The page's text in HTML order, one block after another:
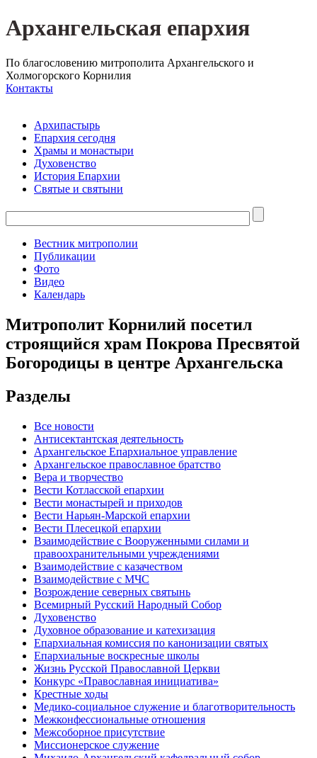
Архангельская епархия
По благословению митрополита Архангельского и
Холмогорского Корнилия
Контакты
Архипастырь
Епархия сегодня
Храмы и монастыри
Духовенство
История Епархии
Святые и святыни
Вестник митрополии
Публикации
Фото
Видео
Календарь
Митрополит Корнилий посетил
строящийся храм Покрова Пресвятой
Богородицы в центре Архангельска
Разделы
Все новости
Антисектантская деятельность
Архангельское Епархиальное управление
Архангельское православное братство
Вера и творчество
Вести Котласской епархии
Вести монастырей и приходов
Вести Нарьян-Марской епархии
Вести Плесецкой епархии
Взаимодействие с Вооруженными силами и
правоохранительными учреждениями
Взаимодействие с казачеством
Взаимодействие с МЧС
Возрождение северных святынь
Всемирный Русский Народный Собор
Духовенство
Духовное образование и катехизация
Епархиальная комиссия по канонизации святых
Епархиальные воскресные школы
Жизнь Русской Православной Церкви
Конкурс «Православная инициатива»
Крестные ходы
Медико-социальное служение и благотворительность
Межконфессиональные отношения
Межсоборное присутствие
Миссионерское служение